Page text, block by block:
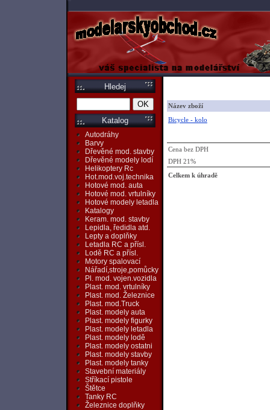
Hledej
Katalog
Autodráhy
Barvy
Dřevěné mod. stavby
Dřevěné modely lodí
Helikoptery Rc
Hot.mod.voj.technika
Hotové mod. auta
Hotové mod. vrtulníky
Hotové modely letadla
Katalogy
Keram. mod. stavby
Lepidla, ředidla atd.
Lepty a doplňky
Letadla RC a přísl.
Lodě RC a přísl.
Motory spalovací
Nářadí,stroje,pomůcky
Pl. mod. vojen.vozidla
Plast. mod. vrtulníky
Plast. mod. Železnice
Plast. mod.Truck
Plast. modely auta
Plast. modely figurky
Plast. modely letadla
Plast. modely lodě
Plast. modely ostatni
Plast. modely stavby
Plast. modely tanky
Stavební materiály
Stříkací pistole
Štětce
Tanky RC
Železnice doplňky
Název zboží
Bicycle - kolo
Cena bez DPH
DPH 21%
Celkem k úhradě